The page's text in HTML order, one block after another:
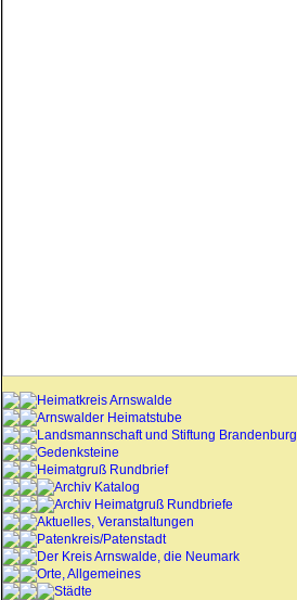
Heimatkreis Arnswalde
Arnswalder Heimatstube
Landsmannschaft und Stiftung Brandenburg
Gedenksteine
Heimatgruß Rundbrief
Archiv Katalog
Archiv Heimatgruß Rundbriefe
Aktuelles, Veranstaltungen
Patenkreis/Patenstadt
Der Kreis Arnswalde, die Neumark
Orte, Allgemeines
Städte